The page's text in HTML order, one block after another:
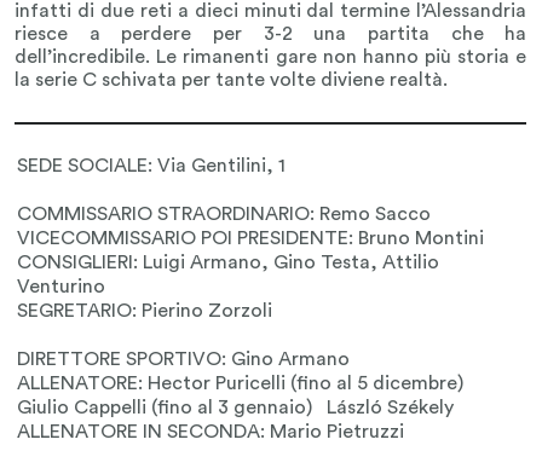
infatti di due reti a dieci minuti dal termine l’Alessandria
riesce a perdere per 3-2 una partita che ha
dell’incredibile. Le rimanenti gare non hanno più storia e
la serie C schivata per tante volte diviene realtà.